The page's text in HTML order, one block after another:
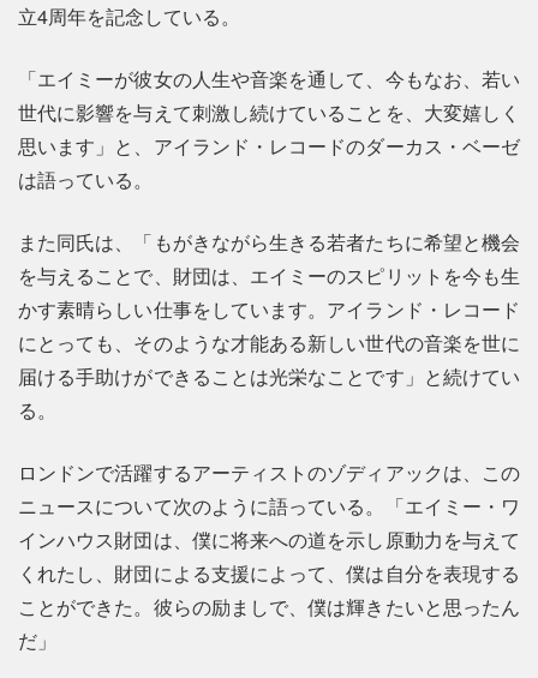
立4周年を記念している。
「エイミーが彼女の人生や音楽を通して、今もなお、若い
世代に影響を与えて刺激し続けていることを、大変嬉しく
思います」と、アイランド・レコードのダーカス・ベーゼ
は語っている。
また同氏は、「もがきながら生きる若者たちに希望と機会
を与えることで、財団は、エイミーのスピリットを今も生
かす素晴らしい仕事をしています。アイランド・レコード
にとっても、そのような才能ある新しい世代の音楽を世に
届ける手助けができることは光栄なことです」と続けてい
る。
ロンドンで活躍するアーティストのゾディアックは、この
ニュースについて次のように語っている。「エイミー・ワ
インハウス財団は、僕に将来への道を示し原動力を与えて
くれたし、財団による支援によって、僕は自分を表現する
ことができた。彼らの励ましで、僕は輝きたいと思ったん
だ」